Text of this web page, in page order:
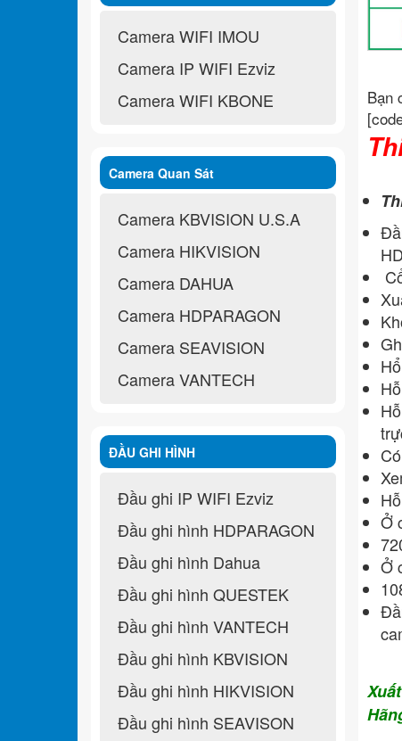
Bạn
X
Ở
Ở
Không Dây
Camera WIFI IMOU
Camera IP WIFI Ezviz
Camera WIFI KBONE
Camera Quan Sát
Camera KBVISION U.S.A
Camera HIKVISION
Camera DAHUA
Camera HDPARAGON
Camera SEAVISION
Camera VANTECH
ĐẦU GHI HÌNH
Đầu ghi IP WIFI Ezviz
Đầu ghi hình HDPARAGON
Đầu ghi hình Dahua
Đầu ghi hình QUESTEK
Đầu ghi hình VANTECH
Đầu ghi hình KBVISION
Đầu ghi hình HIKVISION
Đầu ghi hình SEAVISON